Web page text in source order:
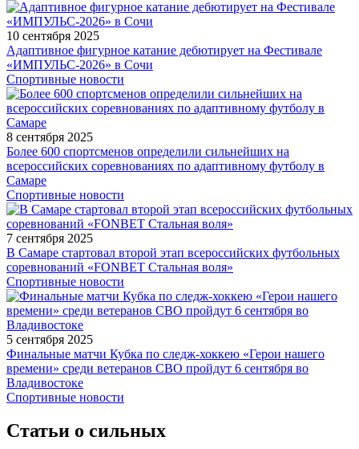
10 сентября 2025
Адаптивное фигурное катание дебютирует на Фестивале
«ИМПУЛЬС-2026» в Сочи
Спортивные новости
8 сентября 2025
Более 600 спортсменов определили сильнейших на
всероссийских соревнованиях по адаптивному футболу в
Самаре
Спортивные новости
7 сентября 2025
В Самаре стартовал второй этап всероссийских футбольных
соревнований «FONBET Стальная воля»
Спортивные новости
5 сентября 2025
Финальные матчи Кубка по следж-хоккею «Герои нашего
времени» среди ветеранов СВО пройдут 6 сентября во
Владивостоке
Спортивные новости
Статьи о сильных